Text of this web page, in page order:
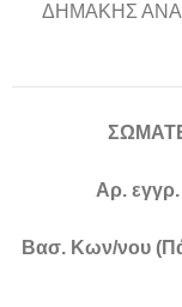
ΔΗΜΑΚΗΣ
Αρ.
Βασ. Κων/νου